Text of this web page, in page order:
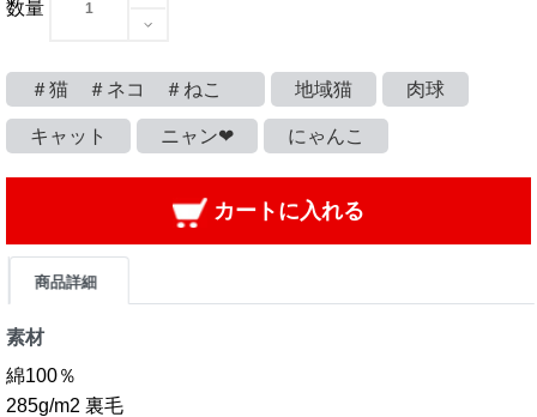
数量
＃猫 ＃ネコ ＃ねこ 地域猫 肉球
キャット ニャン❤ にゃんこ
カートに入れる
商品詳細
素材
綿100％
285g/m2 裏毛